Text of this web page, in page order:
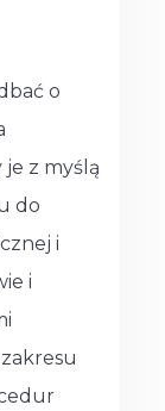
o
z myślą
do
i
i